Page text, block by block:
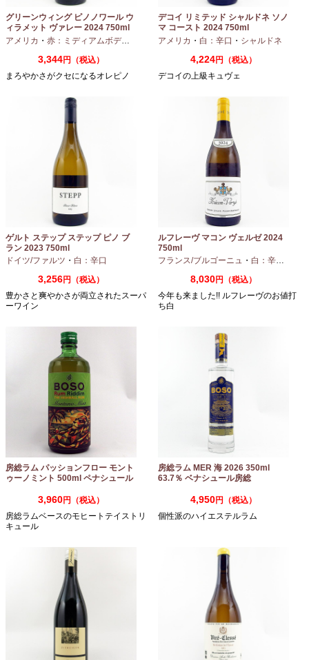
グリーンウィング ピノノワール ウ
ィラメット ヴァレー 2024 750ml
アメリカ ・ 赤：ミディアムボディ ピノノワール
3,344円（税込）
まろやかさがクセになるオレピノ
デコイ リミテッド シャルドネ ソノ
マ コースト 2024 750ml
アメリカ ・ 白：辛口 ・ シャルドネ
4,224円（税込）
デコイの上級キュヴェ
ゲルト ステップ ステップ ピノ ブ
ラン 2023 750ml
ドイツ/ファルツ ・ 白：辛口
3,256円（税込）
豊かさと爽やかさが両立されたスーパ
ーワイン
ルフレーヴ マコン ヴェルゼ 2024
750ml
フランス/ブルゴーニュ ・ 白：辛口
8,030円（税込）
今年も来ました!! ルフレーヴのお値打
ち白
房総ラム パッションフロー モント
ゥーノミント 500ml ペナシュール
3,960円（税込）
房総ラムベースのモヒートテイストリ
キュール
房総ラム MER 海 2026 350ml
63.7％ ベナシュール房総
4,950円（税込）
個性派のハイエステルラム